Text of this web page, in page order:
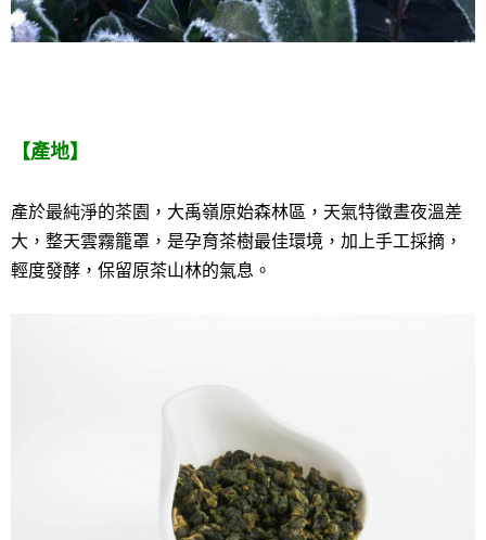
【產地】
產於最純淨的茶園，大禹嶺原始森林區，天氣特徵晝夜溫差
大，整天雲霧籠罩，是孕育茶樹最佳環境，加上手工採摘，
輕度發酵，保留原茶山林的氣息。